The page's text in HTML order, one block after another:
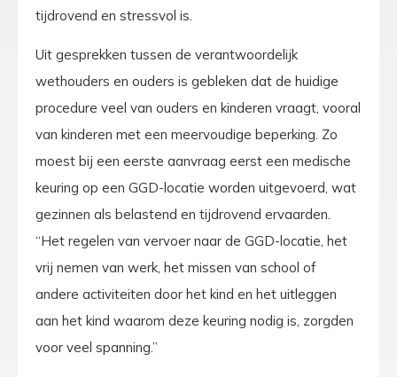
tijdrovend en stressvol is.
Uit gesprekken tussen de verantwoordelijk
wethouders en ouders is gebleken dat de huidige
procedure veel van ouders en kinderen vraagt, vooral
van kinderen met een meervoudige beperking. Zo
moest bij een eerste aanvraag eerst een medische
keuring op een GGD-locatie worden uitgevoerd, wat
gezinnen als belastend en tijdrovend ervaarden.
“Het regelen van vervoer naar de GGD-locatie, het
vrij nemen van werk, het missen van school of
andere activiteiten door het kind en het uitleggen
aan het kind waarom deze keuring nodig is, zorgden
voor veel spanning.”